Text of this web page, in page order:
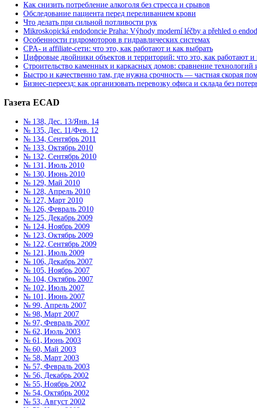
Как снизить потребление алкоголя без стресса и срывов
Обследование пациента перед переливанием крови
Что делать при сильной потливости рук
Mikroskopická endodoncie Praha: Výhody moderní léčby a přehled o
Особенности гидромоторов в гидравлических системах
CPA- и affiliate-сети: что это, как работают и как выбрать
Цифровые двойники объектов и территорий: что это, как работают и
Строительство каменных и каркасных домов: сравнение технологий
Быстро и качественно там, где нужна срочность — частная скорая
Бизнес-переезд: как организовать перевозку офиса и склада без
Газета ECAD
№ 138, Дес. 13/Янв. 14
№ 135, Дес. 11/Фев. 12
№ 134, Сентябрь 2011
№ 133, Октябрь 2010
№ 132, Сентябрь 2010
№ 131, Июль 2010
№ 130, Июнь 2010
№ 129, Май 2010
№ 128, Апрель 2010
№ 127, Март 2010
№ 126, Февраль 2010
№ 125, Декабрь 2009
№ 124, Ноябрь 2009
№ 123, Октябрь 2009
№ 122, Сентябрь 2009
№ 121, Июль 2009
№ 106, Декабрь 2007
№ 105, Ноябрь 2007
№ 104, Октябрь 2007
№ 102, Июль 2007
№ 101, Июнь 2007
№ 99, Апрель 2007
№ 98, Март 2007
№ 97, Февраль 2007
№ 62, Июль 2003
№ 61, Июнь 2003
№ 60, Май 2003
№ 58, Март 2003
№ 57, Февраль 2003
№ 56, Декабрь 2002
№ 55, Ноябрь 2002
№ 54, Октябрь 2002
№ 53, Август 2002